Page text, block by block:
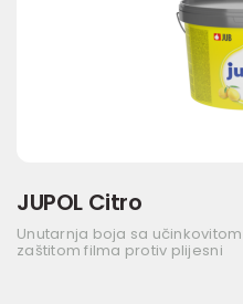
JUPOL Citro
Unutarnja boja sa učinkovitom
zaštitom filma protiv plijesni